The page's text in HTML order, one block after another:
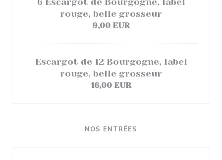
6 Escargot de Bourgogne, label
rouge, belle grosseur
9,00 EUR
Escargot de 12 Bourgogne, label
rouge, belle grosseur
16,00 EUR
NOS ENTRÉES